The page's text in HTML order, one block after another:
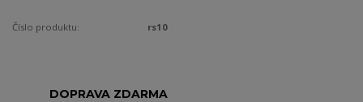
Číslo produktu: rs10
DOPRAVA ZDARMA